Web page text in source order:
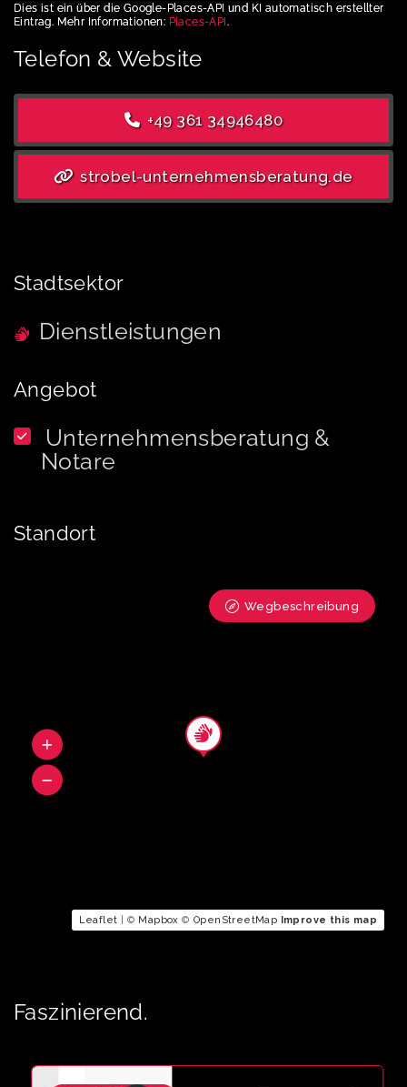
Dies ist ein über die Google-Places-API und KI automatisch erstellter
Eintrag. Mehr Informationen: Places-API .
Telefon & Website
+49 361 34946480
strobel-unternehmensberatung.de
Stadtsektor
Dienstleistungen
Angebot
Unternehmensberatung &
Notare
Standort
Leaflet | © Mapbox © OpenStreetMap Improve this map
Wegbeschreibung
Faszinierend.